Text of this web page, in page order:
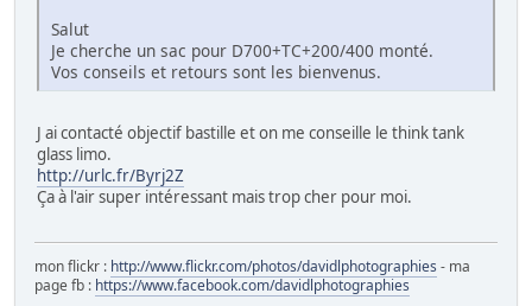
Salut
Je cherche un sac pour D700+TC+200/400 monté.
Vos conseils et retours sont les bienvenus.
J ai contacté objectif bastille et on me conseille le think tank
glass limo.
http://urlc.fr/Byrj2Z
Ça à l'air super intéressant mais trop cher pour moi.
mon flickr : http://www.flickr.com/photos/davidlphotographies - ma
page fb : https://www.facebook.com/davidlphotographies